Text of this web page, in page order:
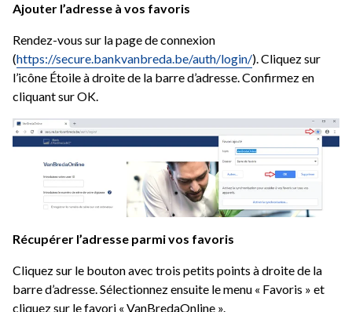
Ajouter l’adresse à vos favoris
Rendez-vous sur la page de connexion
(https://secure.bankvanbreda.be/auth/login/). Cliquez sur
l’icône Étoile à droite de la barre d’adresse. Confirmez en
cliquant sur OK.
Récupérer l’adresse parmi vos favoris
Cliquez sur le bouton avec trois petits points à droite de la
barre d’adresse. Sélectionnez ensuite le menu « Favoris » et
cliquez sur le favori « VanBredaOnline ».